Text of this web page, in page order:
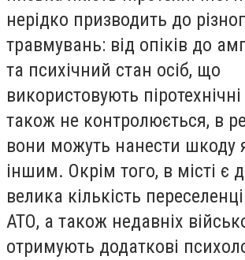
нерідко призводить до
травмувань: від опіків до
та психічний стан осіб, що
використовують
також не контролюється, в
вони можуть нанести шкоду
іншим. Окрім того, в місті є
велика кількість
АТО, а також недавніх
отримують додаткові